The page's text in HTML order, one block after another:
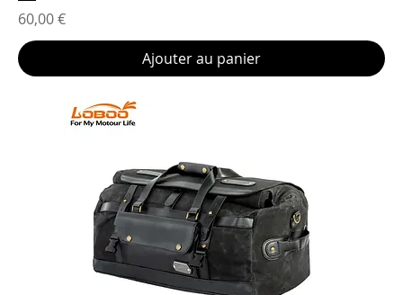
Prix
60,00 €
Ajouter au panier